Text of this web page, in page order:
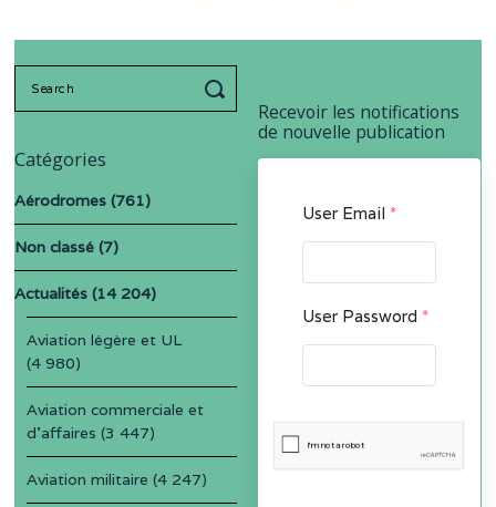
Recevoir les notifications
de nouvelle publication
User Email *
User Password *
Catégories
Aérodromes (761)
Non classé (7)
Actualités (14 204)
Aviation légère et UL
(4 980)
Aviation commerciale et
d'affaires (3 447)
Aviation militaire (4 247)